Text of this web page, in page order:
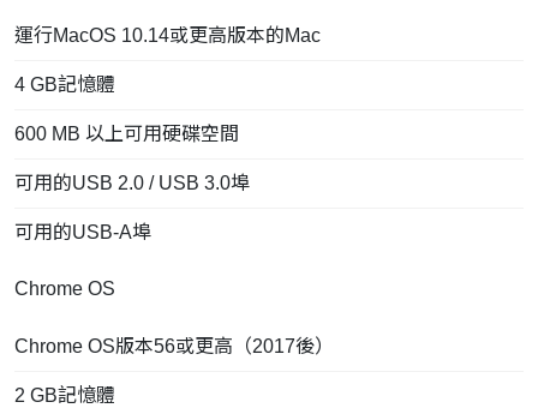
運行MacOS 10.14或更高版本的Mac
4 GB記憶體
600 MB 以上可用硬碟空間
可用的USB 2.0 / USB 3.0埠
可用的USB-A埠
Chrome OS
Chrome OS版本56或更高（2017後）
2 GB記憶體